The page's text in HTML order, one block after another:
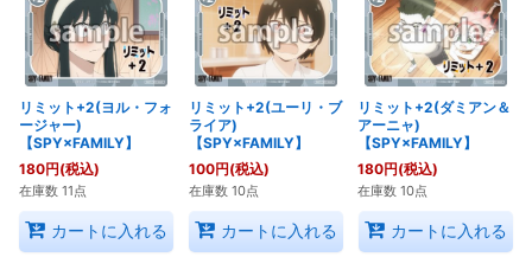
リミット+2(ヨル・フォ
ージャー)
【SPY×FAMILY】
180円(税込)
在庫数 11点
カートに入れる
リミット+2(ユーリ・ブ
ライア)
【SPY×FAMILY】
100円(税込)
在庫数 10点
カートに入れる
リミット+2(ダミアン＆
アーニャ)
【SPY×FAMILY】
180円(税込)
在庫数 10点
カートに入れる